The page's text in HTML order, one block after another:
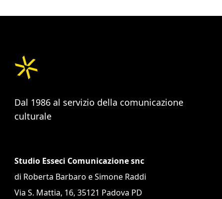
Dal 1986 al servizio della comunicazione
culturale
Studio Esseci Comunicazione snc
di Roberta Barbaro e Simone Raddi
Via S. Mattia, 16, 35121 Padova PD